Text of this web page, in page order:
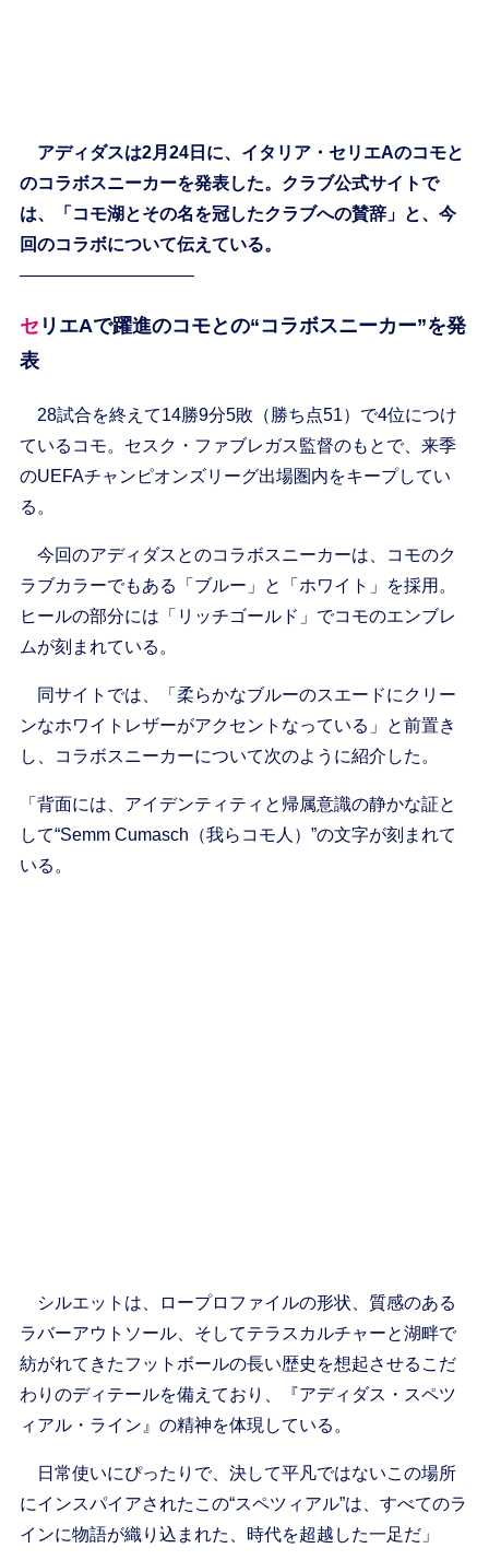
アディダスは2月24日に、イタリア・セリエAのコモと
のコラボスニーカーを発表した。クラブ公式サイトで
は、「コモ湖とその名を冠したクラブへの賛辞」と、今
回のコラボについて伝えている。
——————————
セリエAで躍進のコモとの“コラボスニーカー”を発
表
28試合を終えて14勝9分5敗（勝ち点51）で4位につけ
ているコモ。セスク・ファブレガス監督のもとで、来季
のUEFAチャンピオンズリーグ出場圏内をキープしてい
る。
今回のアディダスとのコラボスニーカーは、コモのク
ラブカラーでもある「ブルー」と「ホワイト」を採用。
ヒールの部分には「リッチゴールド」でコモのエンブレ
ムが刻まれている。
同サイトでは、「柔らかなブルーのスエードにクリー
ンなホワイトレザーがアクセントなっている」と前置き
し、コラボスニーカーについて次のように紹介した。
「背面には、アイデンティティと帰属意識の静かな証と
して“Semm Cumasch（我らコモ人）”の文字が刻まれて
いる。
シルエットは、ロープロファイルの形状、質感のある
ラバーアウトソール、そしてテラスカルチャーと湖畔で
紡がれてきたフットボールの長い歴史を想起させるこだ
わりのディテールを備えており、『アディダス・スペツ
ィアル・ライン』の精神を体現している。
日常使いにぴったりで、決して平凡ではないこの場所
にインスパイアされたこの“スペツィアル”は、すべてのラ
インに物語が織り込まれた、時代を超越した一足だ」